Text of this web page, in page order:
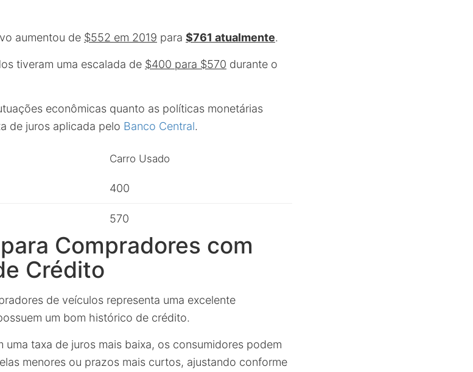
aumentou de $552 em 2019 para $761 atualmente.
tiveram uma escalada de $400 para $570 durante o
econômicas quanto as políticas monetárias
de juros aplicada pelo Banco Central.
Carro Usado
400
570
Compradores com
Crédito
de veículos representa uma excelente
um bom histórico de crédito.
taxa de juros mais baixa, os consumidores podem
menores ou prazos mais curtos, ajustando conforme